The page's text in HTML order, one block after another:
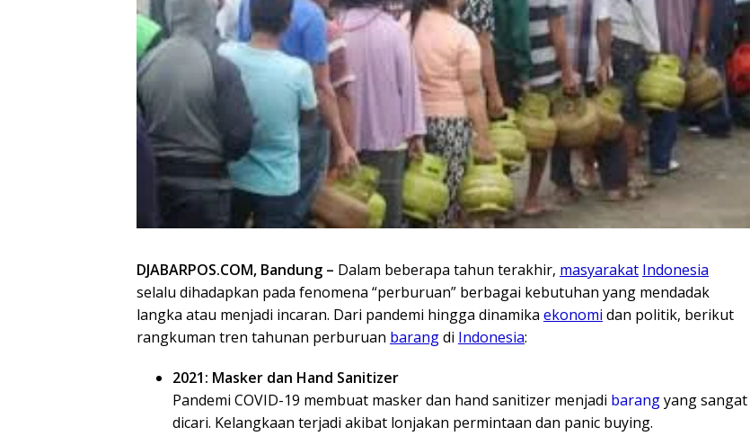
DJABARPOS.COM, Bandung – Dalam beberapa tahun terakhir, masyarakat Indonesia
selalu dihadapkan pada fenomena “perburuan” berbagai kebutuhan yang mendadak
langka atau menjadi incaran. Dari pandemi hingga dinamika ekonomi dan politik, berikut
rangkuman tren tahunan perburuan barangdi Indonesia:
2021: Masker dan Hand Sanitizer
Pandemi COVID-19 membuat masker dan hand sanitizer menjadi barangyang sangat
dicari. Kelangkaan terjadi akibat lonjakan permintaan dan panic buying.